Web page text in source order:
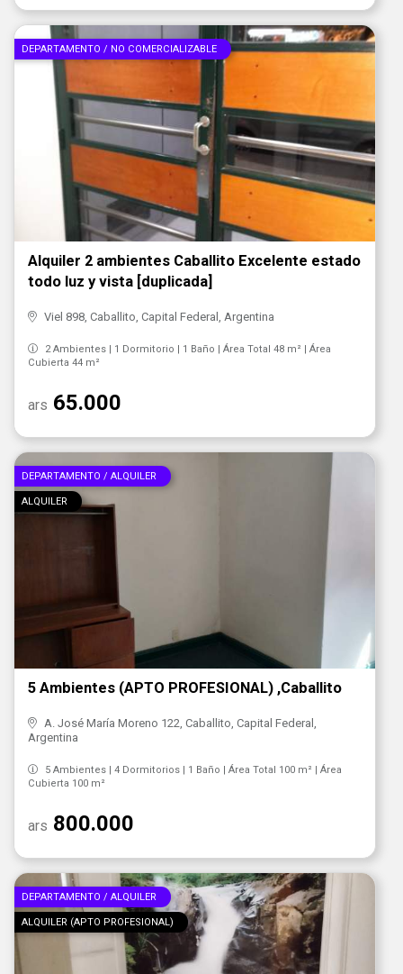
DEPARTAMENTO / NO COMERCIALIZABLE
Alquiler 2 ambientes Caballito Excelente estado
todo luz y vista [duplicada]
Viel 898, Caballito, Capital Federal, Argentina
2 Ambientes | 1 Dormitorio | 1 Baño | Área Total 48 m² | Área
Cubierta 44 m²
ars 65.000
DEPARTAMENTO / ALQUILER
ALQUILER
5 Ambientes (APTO PROFESIONAL) ,Caballito
A. José María Moreno 122, Caballito, Capital Federal,
Argentina
5 Ambientes | 4 Dormitorios | 1 Baño | Área Total 100 m² | Área
Cubierta 100 m²
ars 800.000
DEPARTAMENTO / ALQUILER
ALQUILER (APTO PROFESIONAL)